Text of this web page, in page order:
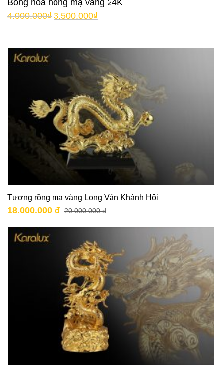
Bông hoa hồng mạ vàng 24K
4.000.000₫ 3.500.000₫
Tượng rồng mạ vàng Long Vân Khánh Hội
18.000.000 đ 20.000.000 đ